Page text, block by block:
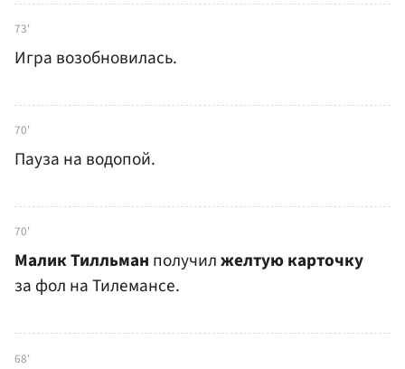
73'
Игра возобновилась.
70'
Пауза на водопой.
70'
Малик Тилльман получилжелтую карточку
за фол на Тилемансе.
68'